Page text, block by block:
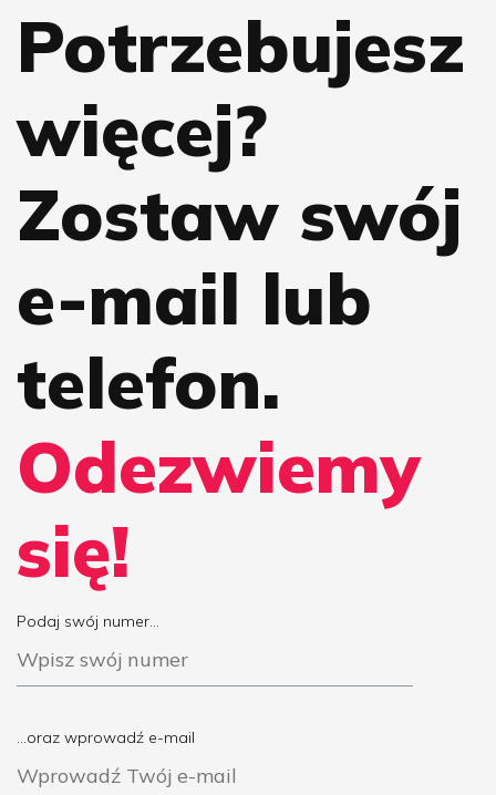
Potrzebujesz
więcej?
Zostaw swój
e-mail lub
telefon.
Odezwiemy
się!
Podaj swój numer...
...oraz wprowadź e-mail